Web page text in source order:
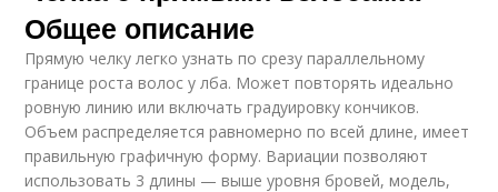
Общее описание
Прямую челку легко узнать по срезу параллельному
границе роста волос у лба. Может повторять идеально
ровную линию или включать градуировку кончиков.
Объем распределяется равномерно по всей длине, имеет
правильную графичную форму. Вариации позволяют
использовать 3 длины — выше уровня бровей, модель,